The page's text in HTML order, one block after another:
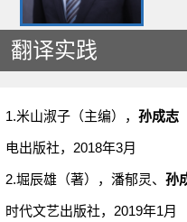
翻译实践
1.米山淑子（主编）， 孙成志
电出版社，2018年3月
2.堀辰雄（著），潘郁灵、 孙
时代文艺出版社，2019年1月